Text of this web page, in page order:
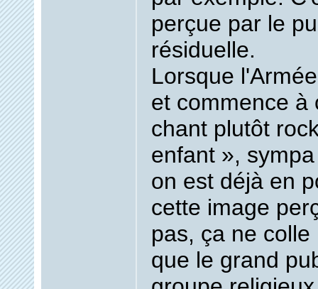
perçue par le
résiduelle.
Lorsque
et commence à
chant plutôt
enfant »,
on est déjà en
cette image
pas, ça ne
que le grand